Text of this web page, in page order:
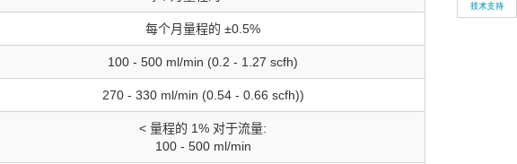
每个月量程的 ±0.5%
100 - 500 ml/min (0.2 - 1.27 scfh)
270 - 330 ml/min (0.54 - 0.66 scfh))
< 量程的 1% 对于流量:
100 - 500 ml/min